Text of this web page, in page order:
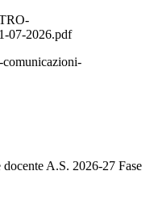
07-2026.pdf
A.S. 2026-27 Fase